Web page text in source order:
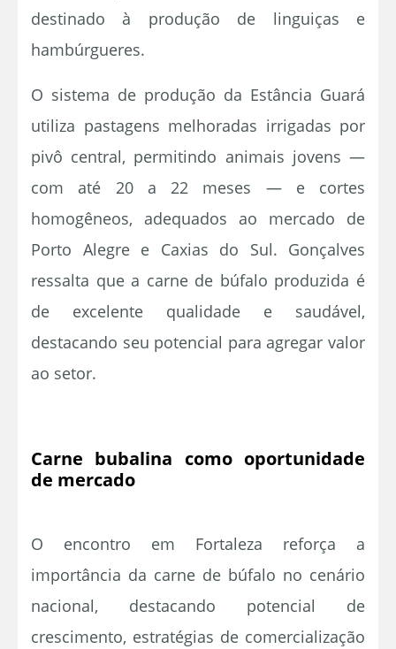
destinado à produção de linguiças e
hambúrgueres.
O sistema de produção da Estância Guará
utiliza pastagens melhoradas irrigadas por
pivô central, permitindo animais jovens —
com até 20 a 22 meses — e cortes
homogêneos, adequados ao mercado de
Porto Alegre e Caxias do Sul. Gonçalves
ressalta que a carne de búfalo produzida é
de excelente qualidade e saudável,
destacando seu potencial para agregar valor
ao setor.
Carne bubalina como oportunidade
de mercado
O encontro em Fortaleza reforça a
importância da carne de búfalo no cenário
nacional, destacando potencial de
crescimento, estratégias de comercialização